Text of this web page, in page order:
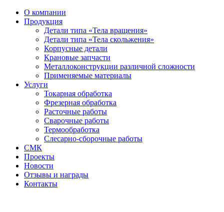
О компании
Продукция
Детали типа «Тела вращения»
Детали типа «Тела скольжения»
Корпусные детали
Крановые запчасти
Металлоконструкции различной сложности
Применяемые материалы
Услуги
Токарная обработка
Фрезерная обработка
Расточные работы
Сварочные работы
Термообработка
Слесарно-сборочные работы
СМК
Проекты
Новости
Отзывы и награды
Контакты